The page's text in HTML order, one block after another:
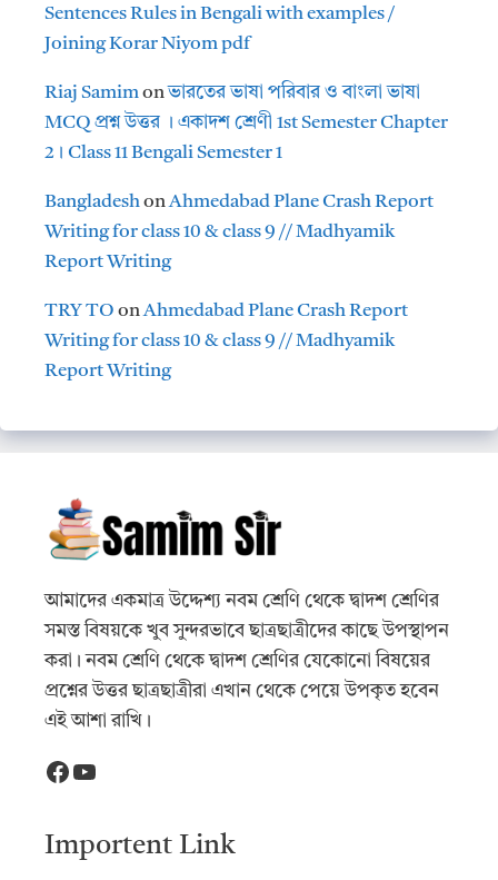
Sentences Rules in Bengali with examples /
Joining Korar Niyom pdf
Riaj Samimonভারতের ভাষা পরিবার ও বাংলা ভাষা
MCQ প্রশ্ন উত্তর । একাদশ শ্রেণী 1st Semester Chapter
2। Class 11 Bengali Semester 1
BangladeshonAhmedabad Plane Crash Report
Writing for class 10 & class 9 // Madhyamik
Report Writing
TRY TO onAhmedabad Plane Crash Report
Writing for class 10 & class 9 // Madhyamik
Report Writing
আমাদের একমাত্র উদ্দেশ্য নবম শ্রেণি থেকে দ্বাদশ শ্রেণির
সমস্ত বিষয়কে খুব সুন্দরভাবে ছাত্রছাত্রীদের কাছে উপস্থাপন
করা। নবম শ্রেণি থেকে দ্বাদশ শ্রেণির যেকোনো বিষয়ের
প্রশ্নের উত্তর ছাত্রছাত্রীরা এখান থেকে পেয়ে উপকৃত হবেন
এই আশা রাখি।
Facebook
YouTube
Importent Link